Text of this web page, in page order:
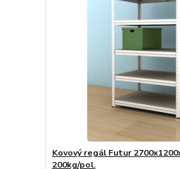
Kovový regál Futur
200kg/pol.